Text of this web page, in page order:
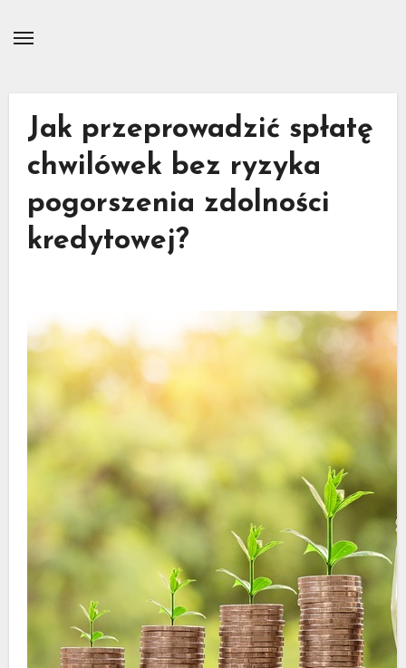
Jak przeprowadzić spłatę
chwilówek bez ryzyka
pogorszenia zdolności
kredytowej?